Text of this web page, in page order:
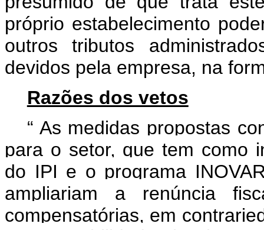
próprio estabelecimento
outros tributos
devidos pela empresa, na
Razões dos vetos
“ As medidas propostas
para o setor, que tem como
do IPI e o programa
ampliariam a renúncia
compensatórias, em